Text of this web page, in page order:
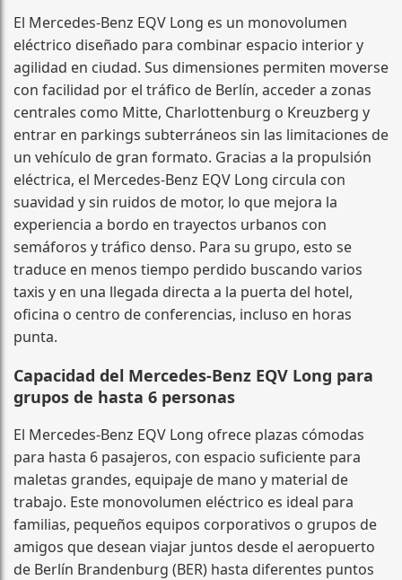
El Mercedes-Benz EQV Long es un monovolumen
eléctrico diseñado para combinar espacio interior y
agilidad en ciudad. Sus dimensiones permiten moverse
con facilidad por el tráfico de Berlín, acceder a zonas
centrales como Mitte, Charlottenburg o Kreuzberg y
entrar en parkings subterráneos sin las limitaciones de
un vehículo de gran formato. Gracias a la propulsión
eléctrica, el Mercedes-Benz EQV Long circula con
suavidad y sin ruidos de motor, lo que mejora la
experiencia a bordo en trayectos urbanos con
semáforos y tráfico denso. Para su grupo, esto se
traduce en menos tiempo perdido buscando varios
taxis y en una llegada directa a la puerta del hotel,
oficina o centro de conferencias, incluso en horas
punta.
Capacidad del Mercedes-Benz EQV Long para
grupos de hasta 6 personas
El Mercedes-Benz EQV Long ofrece plazas cómodas
para hasta 6 pasajeros, con espacio suficiente para
maletas grandes, equipaje de mano y material de
trabajo. Este monovolumen eléctrico es ideal para
familias, pequeños equipos corporativos o grupos de
amigos que desean viajar juntos desde el aeropuerto
de Berlín Brandenburg (BER) hasta diferentes puntos